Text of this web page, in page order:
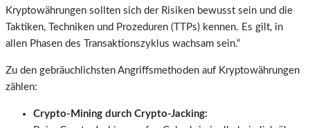
Kryptowährungen sollten sich der Risiken bewusst sein und die
Taktiken, Techniken und Prozeduren (TTPs) kennen. Es gilt, in
allen Phasen des Transaktionszyklus wachsam sein.“
Zu den gebräuchlichsten Angriffsmethoden auf Kryptowährungen
zählen:
Crypto-Mining durch Crypto-Jacking: